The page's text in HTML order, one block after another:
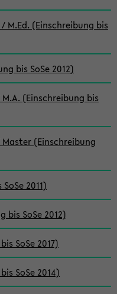
(Einschreibung bis
bis SoSe 2012)
(Einschreibung bis
(Einschreibung
2011)
bis SoSe 2012)
SoSe 2017)
SoSe 2014)